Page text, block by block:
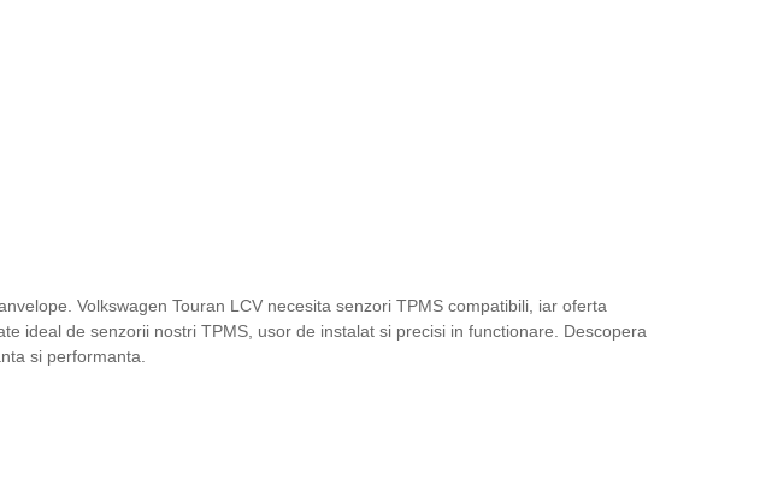
Volkswagen Touran LCV necesita senzori TPMS compatibili, iar oferta
ideal de senzorii nostri TPMS, usor de instalat si precisi in functionare. Descopera
si performanta.